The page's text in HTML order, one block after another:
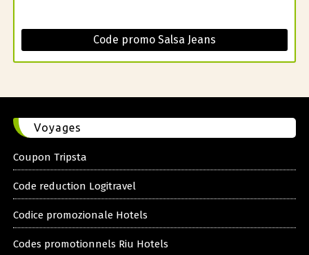
Code promo Salsa Jeans
Voyages
Coupon Tripsta
Code reduction Logitravel
Codice promozionale Hotels
Codes promotionnels Riu Hotels